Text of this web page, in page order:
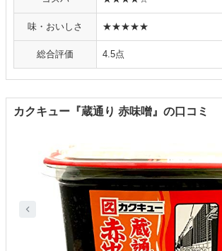
味・おいしさ ★★★★★
総合評価 4.5点
カクキュー『蔵通り 赤味噌』の口コミ